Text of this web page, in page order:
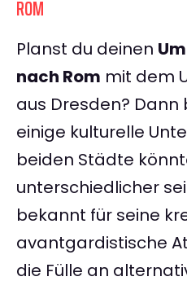
ROM
Planst du deinen
nach Rom mit dem
aus Dresden?
einige kulturelle
beiden Städte
unterschiedlicher
bekannt für seine
avantgardistische
die Fülle an